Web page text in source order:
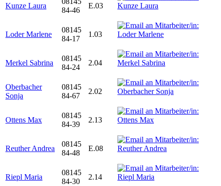
Kunze Laura
84-46
E.03
Loder Marlene
08145
84-17
1.03
Merkel Sabrina
08145
84-24
2.04
Oberbacher
Sonja
08145
84-67
2.02
Ottens Max
08145
84-39
2.13
Reuther Andrea
08145
84-48
E.08
Riepl Maria
08145
84-30
2.14